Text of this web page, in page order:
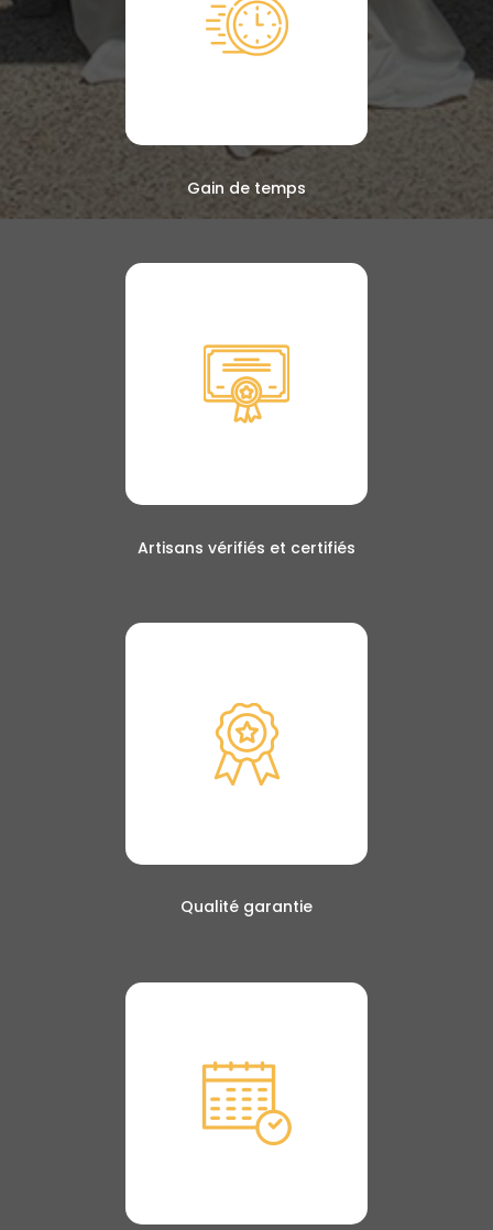
Gain de temps
Artisans vérifiés et certifiés
Qualité garantie